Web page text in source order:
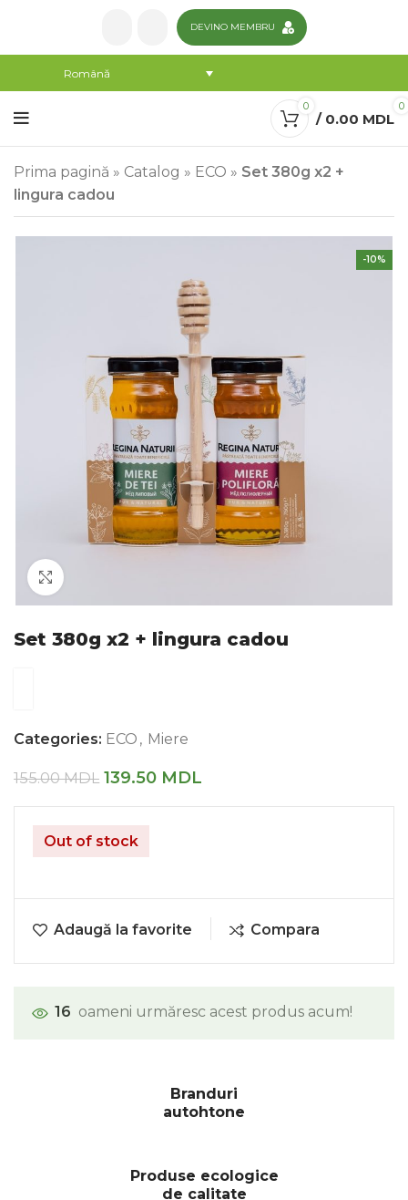
DEVINO MEMBRU
Română
0 0
/ 0.00 MDL
Prima pagină » Catalog » ECO » Set 380g x2 +
lingura cadou
-10%
Set 380g x2 + lingura cadou
Categories: ECO , Miere
155.00MDL 139.50 MDL
Out of stock
Adaugă la favorite Compara
16 oameni urmăresc acest produs acum!
Branduri
autohtone
Produse ecologice
de calitate